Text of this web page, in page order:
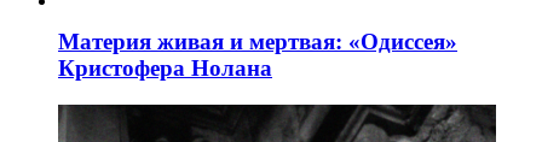
Материя живая и мертвая: «Одиссея»
Кристофера Нолана